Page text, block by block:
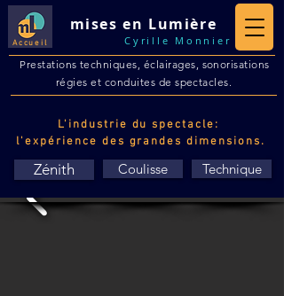
Cyrille Monnier
mises en Lumière
régies et conduites de spectacles.
Prestations techniques, éclairages, sonorisations
Accueil
L'industrie du spectacle:
l'expérience des grandes dimensions.
Zénith Coulisse Technique